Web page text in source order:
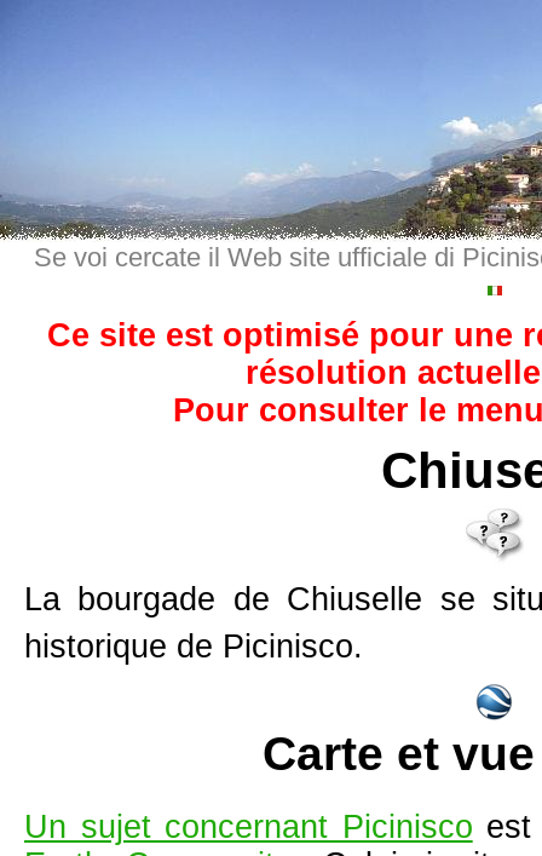
Se voi cercate il Web site ufficiale di
Ce site est optimisé pour une
résolution
Pour consulter le
La bourgade de Chiuselle se
historique de Picinisco.
Carte et
Un sujet concernant Picinisco